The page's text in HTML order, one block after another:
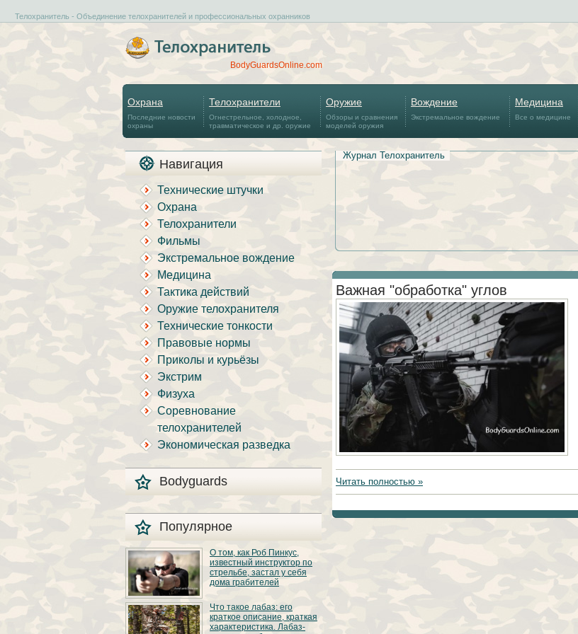
Телохранитель - Объединение телохранителей и профессиональных охранников
BodyGuardsOnline.com
Охрана
Последние новости
охраны
Телохранители
Огнестрельное, холодное,
травматическое и др. оружие
Оружие
Обзоры и сравнения
моделей оружия
Вождение
Экстремальное вождение
Медицина
Все о медицине
Навигация
Технические штучки
Охрана
Телохранители
Фильмы
Экстремальное вождение
Медицина
Тактика действий
Оружие телохранителя
Технические тонкости
Правовые нормы
Приколы и курьёзы
Экстрим
Физуха
Соревнование
телохранителей
Экономическая разведка
Bodyguards
Популярное
О том, как Роб Пинкус,
известный инструктор по
стрельбе, застал у себя
дома грабителей
Вот вы всё говорите:
«В США круто, там
можно любого
постороннего в своём
Что такое лабаз: его
краткое описание, краткая
характеристика. Лабаз-
Журнал Телохранитель
Важная "обработка" углов
Читать полностью »